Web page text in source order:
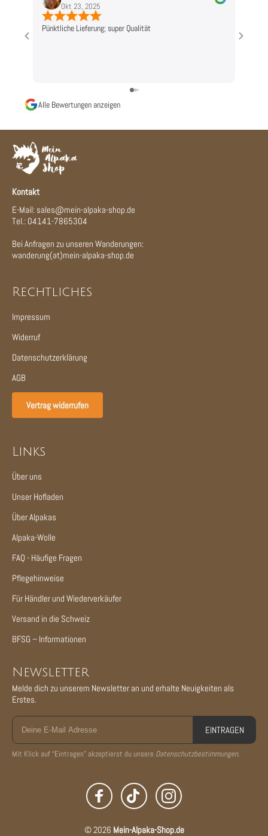
Okt 23, 2025
Pünktliche Lieferung; super Qualität
Alle Bewertungen anzeigen
Kontakt
E-Mail: sales@mein-alpaka-shop.de
Tel.: 04141-7865304
Bei Anfragen zu unseren Wanderungen:
wanderung(at)mein-alpaka-shop.de
Rechtliches
Impressum
Widerruf
Datenschutzerklärung
AGB
Vertrag widerrufen
Links
Über uns
Unser Hofladen
Über Alpakas
Alpaka-Wolle
FAQ - Häufige Fragen
Pflegehinweise
Für Händler und Wiederverkäufer
Versand in die Schweiz
BFSG – Informationen
Newsletter
Melde dich zu unserem Newsletter an und erhalte Neuigkeiten als
Erstes.
EINTRAGEN
Mit Klick auf “Eintragen” akzeptierst du unsere Datenschutzbestimmungen.
© 2026 Mein-Alpaka-Shop.de